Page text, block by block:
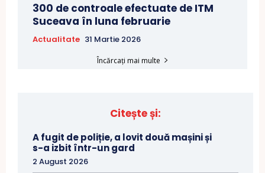
300 de controale efectuate de ITM
Suceava în luna februarie
Actualitate 31 Martie 2026
Încărcați mai multe
Citește și:
A fugit de poliție, a lovit două mașini și
s-a izbit într-un gard
2 August 2026